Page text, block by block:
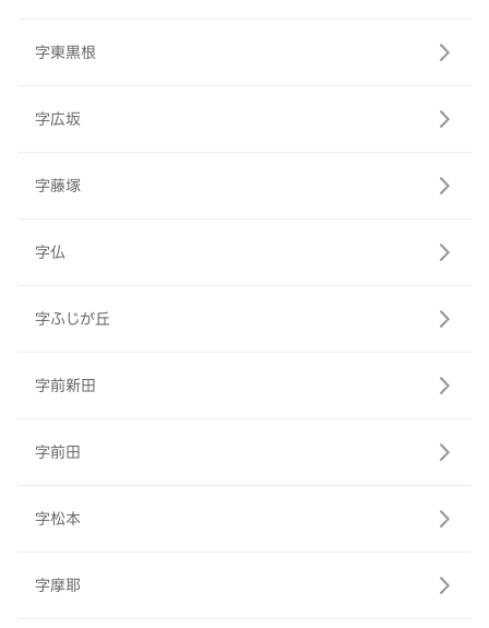
字東黒根
字広坂
字藤塚
字仏
字ふじが丘
字前新田
字前田
字松本
字摩耶